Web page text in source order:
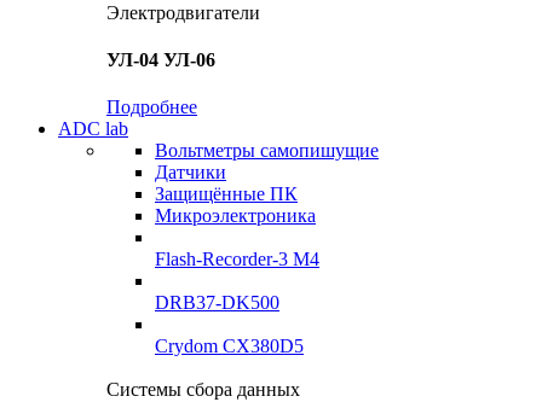
Электродвигатели
УЛ-04 УЛ-06
Подробнее
ADC lab
Вольтметры самопишущие
Датчики
Защищённые ПК
Микроэлектроника
Flash-Recorder-3 М4
DRB37-DK500
Crydom CX380D5
Системы сбора данных